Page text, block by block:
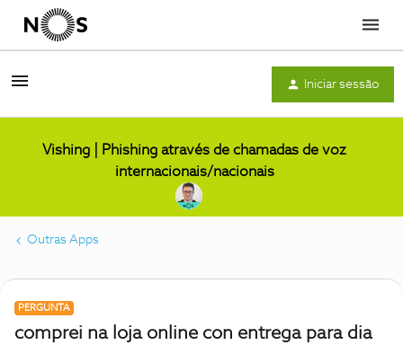
Menu
Iniciar sessão
Vishing | Phishing através de chamadas de voz
internacionais/nacionais
Outras Apps
PERGUNTA
comprei na loja online con entrega para dia